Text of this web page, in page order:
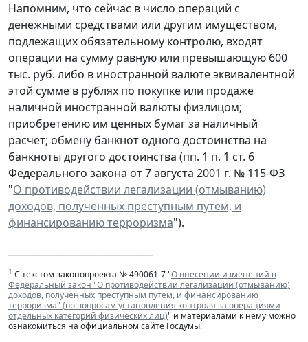
Напомним, что сейчас в число операций с
денежными средствами или другим имуществом,
подлежащих обязательному контролю, входят
операции на сумму равную или превышающую 600
тыс. руб. либо в иностранной валюте эквивалентной
этой сумме в рублях по покупке или продаже
наличной иностранной валюты физлицом;
приобретению им ценных бумаг за наличный
расчет; обмену банкнот одного достоинства на
банкноты другого достоинства (пп. 1 п. 1 ст. 6
Федерального закона от 7 августа 2001 г. № 115-ФЗ
"О противодействии легализации (отмыванию)
доходов, полученных преступным путем, и
финансированию терроризма").
1 С текстом законопроекта № 490061-7 "О внесении изменений в
Федеральный закон "О противодействии легализации (отмыванию)
доходов, полученных преступным путем, и финансированию
терроризма" (по вопросам установления контроля за операциями
отдельных категорий физических лиц)" и материалами к нему можно
ознакомиться на официальном сайте Госдумы.